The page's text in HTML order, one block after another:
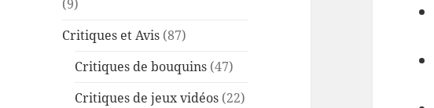
(9)
Critiques et Avis (87)
Critiques de bouquins (47)
Critiques de jeux vidéos (22)